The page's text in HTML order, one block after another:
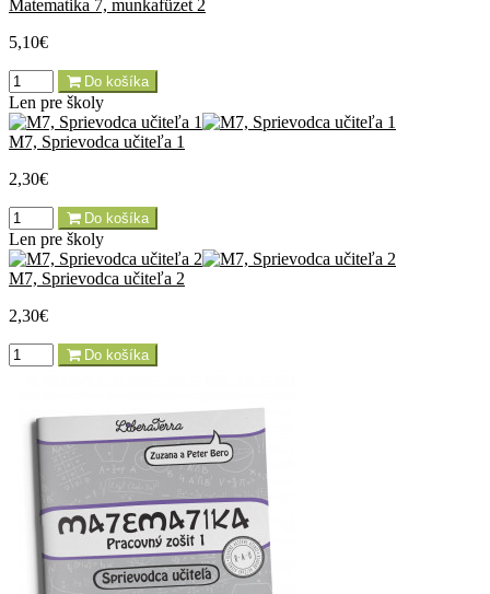
Matematika 7, munkafüzet 2
5,10€
Do košíka
Len pre školy
M7, Sprievodca učiteľa 1
2,30€
Do košíka
Len pre školy
M7, Sprievodca učiteľa 2
2,30€
Do košíka